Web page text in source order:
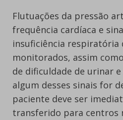
Flutuações da pressão
frequência cardíaca e
insuficiência respiratória
monitorados, assim
de dificuldade de urinar e
algum desses sinais for
paciente deve ser
transferido para centros